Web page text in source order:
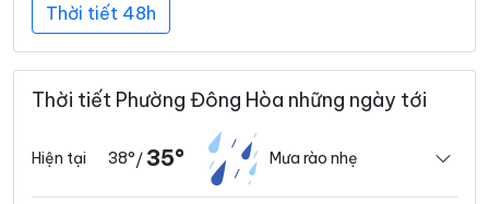
Thời tiết 48h
Thời tiết Phường Đông Hòa những ngày tới
Hiện tại 38°/ 35° Mưa rào nhẹ